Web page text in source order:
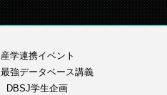
産学連携イベント
最強データベース講義
DBSJ学生企画